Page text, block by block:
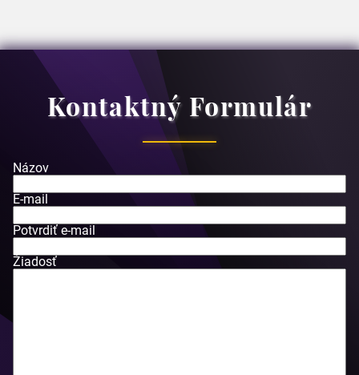
Kontaktný Formulár
Názov
E-mail
Potvrdiť e-mail
Žiadosť